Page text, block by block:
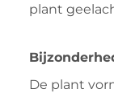
plant
De plant